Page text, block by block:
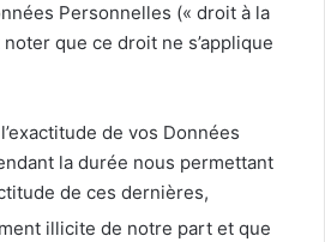
Personnelles (« droit à la
que ce droit ne s’applique
de vos Données
la durée nous permettant
de ces dernières,
illicite de notre part et que